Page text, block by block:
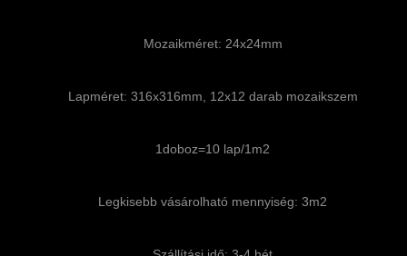
Mozaikméret: 24x24mm
Lapméret: 316x316mm, 12x12 darab mozaikszem
1doboz=10 lap/1m2
Legkisebb vásárolható mennyiség: 3m2